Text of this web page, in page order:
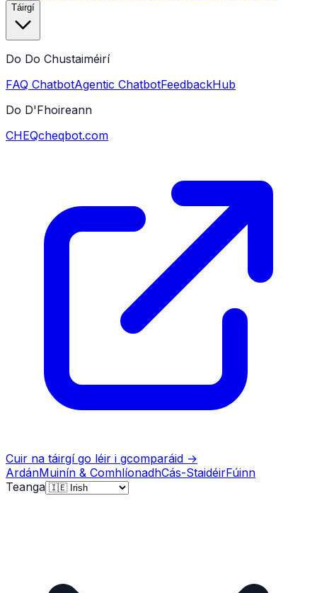
Táirgí
Do Do Chustaiméirí
FAQ ChatbotAgentic ChatbotFeedbackHub
Do D'Fhoireann
CHEQcheqbot.com
Cuir na táirgí go léir i gcomparáid →
ArdánMuinín & ComhlíonadhCás-StaidéirFúinn
Teanga